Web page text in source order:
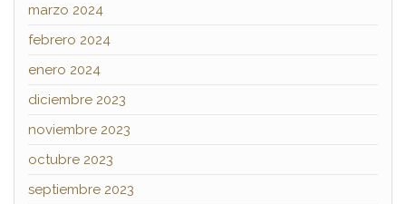
marzo 2024
febrero 2024
enero 2024
diciembre 2023
noviembre 2023
octubre 2023
septiembre 2023